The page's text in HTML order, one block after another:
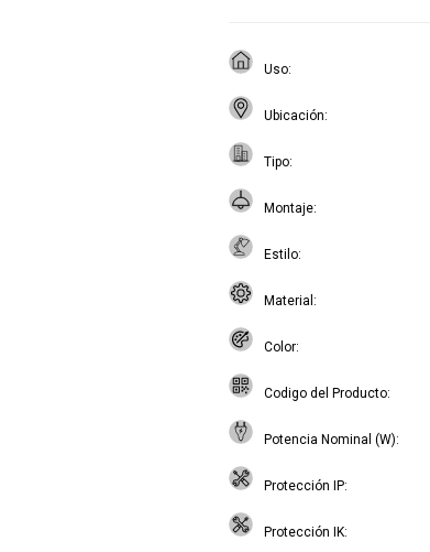
Uso
Ubicación
Tipo
Montaje
Estilo
Material
Color
Codigo del Producto
Potencia Nominal (W)
Protección IP
Protección IK